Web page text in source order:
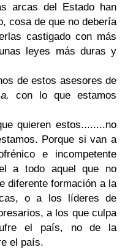
arcas del Estado han
cosa de que no debería
castigado con más
leyes más duras y
de estos asesores de
con lo que estamos
quieren estos........no
Porque si van a
e incompetente
a todo aquel que no
diferente formación a la
o a los líderes de
a los que culpa
el país, no de la
el país.